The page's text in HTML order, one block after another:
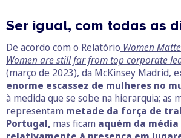
Ser igual, com todas as
De acordo com o Relatório Women
Women are still far from top corporate
(março de 2023), da McKinsey Madrid,
enorme escassez de mulheres no
à medida que se sobe na hierarquia; as
representam metade da força de
Portugal, mas ficam aquém da